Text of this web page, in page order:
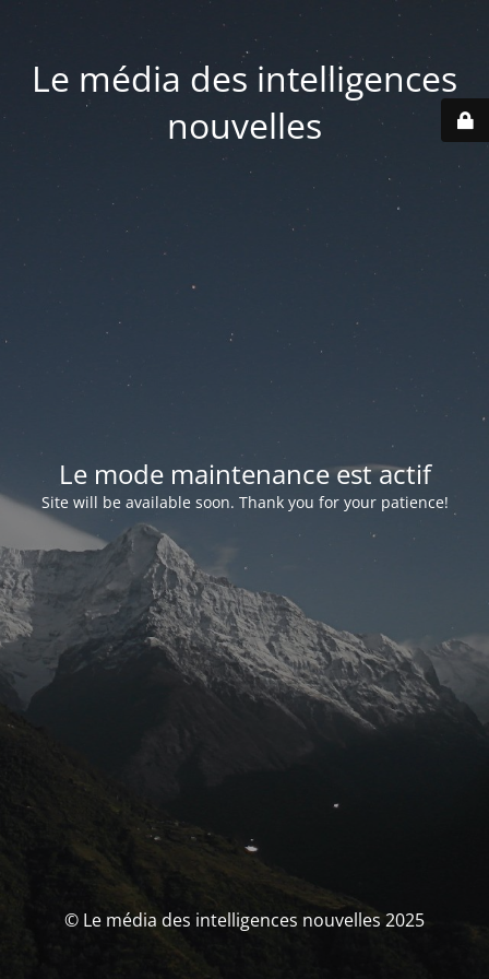
Le média des intelligences
nouvelles
Le mode maintenance est actif
Site will be available soon. Thank you for your patience!
© Le média des intelligences nouvelles 2025